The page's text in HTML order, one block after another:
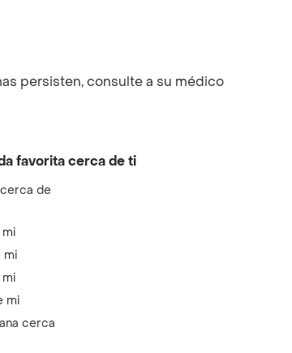
persisten, consulte a su médico
favorita cerca de ti
de
mi
mi
cerca